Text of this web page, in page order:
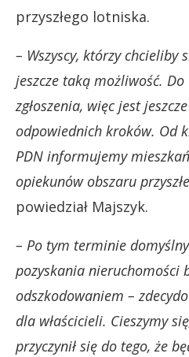
przyszłego lotniska.
– Wszyscy, którzy chcieliby
jeszcze taką możliwość.
zgłoszenia, więc jest
odpowiednich kroków. Od
PDN informujemy
opiekunów obszaru
powiedział Majszyk.
– Po tym terminie
pozyskania nieruchomości
odszkodowaniem –
dla właścicieli. Cieszymy
przyczynił się do tego, że